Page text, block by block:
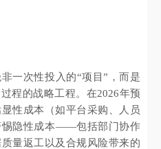
一次性投入的“项目”，而是
程的战略工程。在2026年预
性成本（如平台采购、人员
惕隐性成本——包括部门协作
量返工以及合规风险带来的